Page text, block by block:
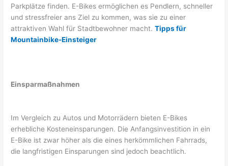
Parkplätze finden. E-Bikes ermöglichen es Pendlern, schneller
und stressfreier ans Ziel zu kommen, was sie zu einer
attraktiven Wahl für Stadtbewohner macht.Tipps für
Mountainbike-Einsteiger
Einsparmaßnahmen
Im Vergleich zu Autos und Motorrädern bieten E-Bikes
erhebliche Kosteneinsparungen. Die Anfangsinvestition in ein
E-Bike ist zwar höher als die eines herkömmlichen Fahrrads,
die langfristigen Einsparungen sind jedoch beachtlich.